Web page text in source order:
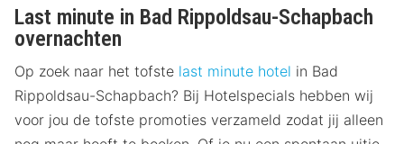
Last minute in Bad Rippoldsau-Schapbach
overnachten
Op zoek naar het tofste last minute hotel in Bad
Rippoldsau-Schapbach? Bij Hotelspecials hebben wij
voor jou de tofste promoties verzameld zodat jij alleen